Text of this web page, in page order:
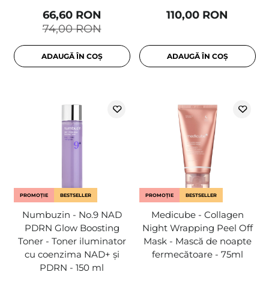
74,00 RON
66,60 RON
ADAUGĂ ÎN COȘ
110,00 RON
ADAUGĂ ÎN COȘ
PROMOȚIE BESTSELLER
Numbuzin - No.9 NAD
PDRN Glow Boosting
Toner - Toner iluminator
cu coenzima NAD+ și
PDRN - 150 ml
PROMOȚIE BESTSELLER
Medicube - Collagen
Night Wrapping Peel Off
Mask - Mască de noapte
fermecătoare - 75ml